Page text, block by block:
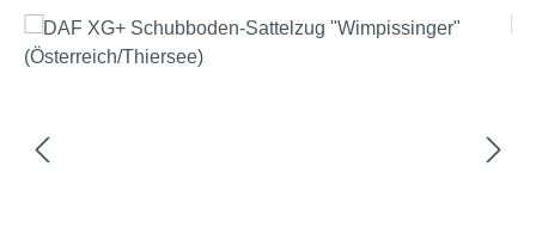
Bildergalerie überspringen